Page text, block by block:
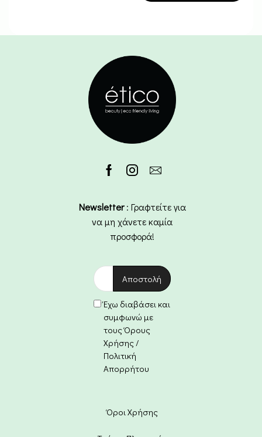
Newsletter: Γραφτείτε για
να μη χάνετε καμία
προσφορά!
Έχω διαβάσει και
συμφωνώ με
τους Όρους
Χρήσης /
Πολιτική
Απορρήτου
Όροι Χρήσης